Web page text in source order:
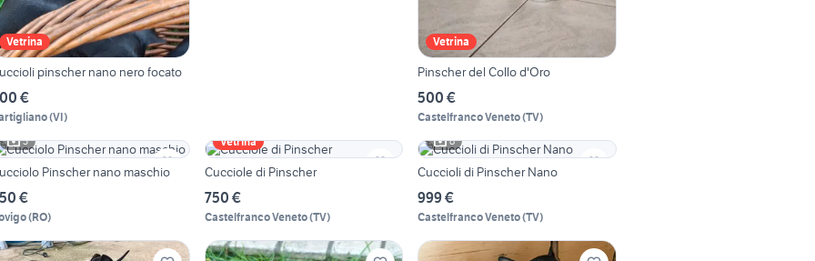
Vetrina
pinscher nano nero focato
€
(VI)
Vetrina
Pinscher del Collo d'Oro
500 €
Castelfranco Veneto(TV)
3
Pinscher nano maschio
€
(RO)
Vetrina
Cucciole di Pinscher
750 €
Castelfranco Veneto(TV)
8
Cuccioli di Pinscher Nano
999 €
Castelfranco Veneto(TV)